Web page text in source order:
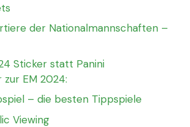
der Nationalmannschaften –
Sticker statt Panini
EM 2024:
– die besten Tippspiele
Viewing